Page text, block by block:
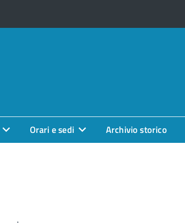
Orari e sedi Archivio storico